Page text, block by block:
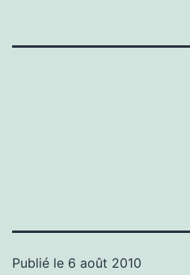
Publié le 6 août 2010